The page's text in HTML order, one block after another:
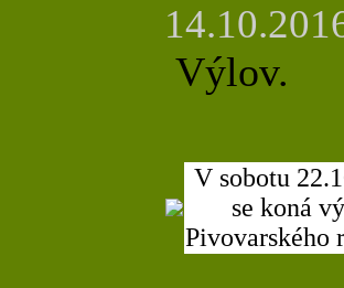
Výlov.
V sobotu
se koná
Pivovarského